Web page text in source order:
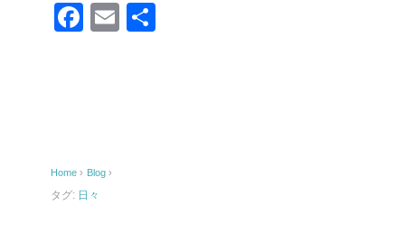
F
o
o
E
Home › Blog ›
タグ: 日々